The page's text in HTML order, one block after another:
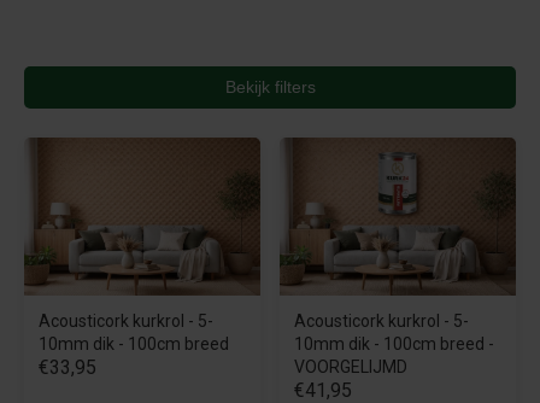
Bekijk filters
Acousticork kurkrol - 5-
10mm dik - 100cm breed
€33,95
Acousticork kurkrol - 5-
10mm dik - 100cm breed -
VOORGELIJMD
€41,95